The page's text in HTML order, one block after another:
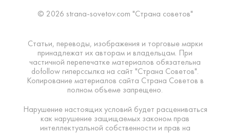
© 2026 strana-sovetov.com "Страна советов"
Статьи, переводы, изображения и торговые марки
принадлежат их авторам и владельцам. При
частичной перепечатке материалов обязательна
dofollow гиперссылка на сайт "Страна Советов".
Копирование материалов сайта Страна Советов в
полном объеме запрещено.
Нарушение настоящих условий будет расцениваться
как нарушение защищаемых законом прав
интеллектуальной собственности и прав на